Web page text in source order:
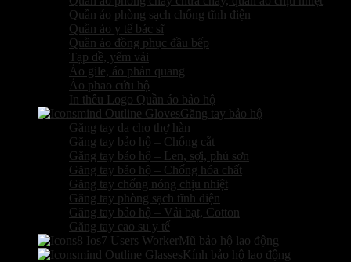
Quần áo phòng sạch chống tĩnh điện
Quần áo y tế bác sĩ
Quần áo đồng phục đầu bếp
Tạp dề, yếm vải
Áo gile, áo phản quang
Áo phao cứu hộ
In thêu Logo Quần áo bảo hộ
Găng tay bảo hộ
Găng tay da cho thợ hàn
Găng tay bảo hộ – Chống cắt
Găng tay bảo hộ – Len, sợi, phủ sơn
Găng tay bảo hộ – Chống hóa chất
Găng tay chống nóng chịu nhiệt
Găng tay phòng sạch tĩnh điện
Găng tay bảo hộ – Vải bạt, Cotton
Găng tay cao su y tế
Mũ bảo hộ lao động
Kính bảo hộ lao động